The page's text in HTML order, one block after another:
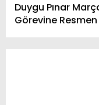
Duygu Pınar
Görevine Resmen